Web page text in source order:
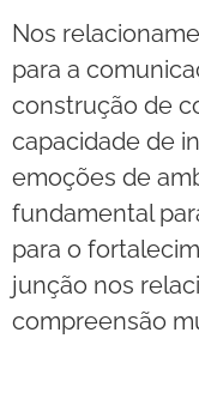
Nos
para a
construção de
capacidade de
emoções de
fundamental
para o
junção nos
compreensão